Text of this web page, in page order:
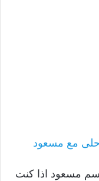
مع مسعود
مسعود اذا كنت